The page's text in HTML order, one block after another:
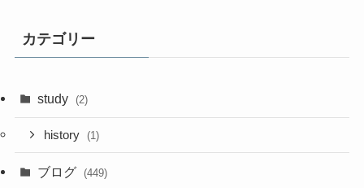
カテゴリー
study (2)
history (1)
ブログ (449)